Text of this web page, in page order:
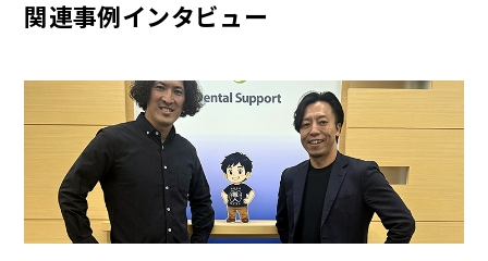
関連事例インタビュー